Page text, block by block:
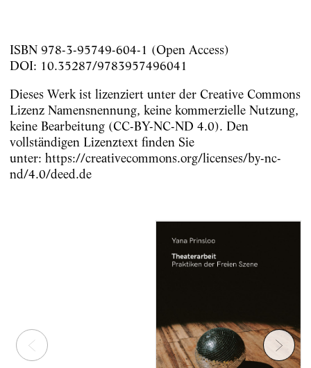
ISBN 978-3-95749-604-1 (Open Access)
DOI: 10.35287/9783957496041
Dieses Werk ist lizenziert unter der Creative Commons
Lizenz Namensnennung, keine kommerzielle Nutzung,
keine Bearbeitung (CC-BY-NC-ND 4.0). Den
vollständigen Lizenztext finden Sie
unter: https://creativecommons.org/licenses/by-nc-
nd/4.0/deed.de